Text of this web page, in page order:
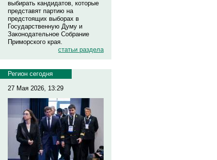
выбирать кандидатов, которые
представят партию на
предстоящих выборах в
Государственную Думу и
Законодательное Собрание
Приморского края.
статьи раздела
Регион сегодня
27 Мая 2026, 13:29